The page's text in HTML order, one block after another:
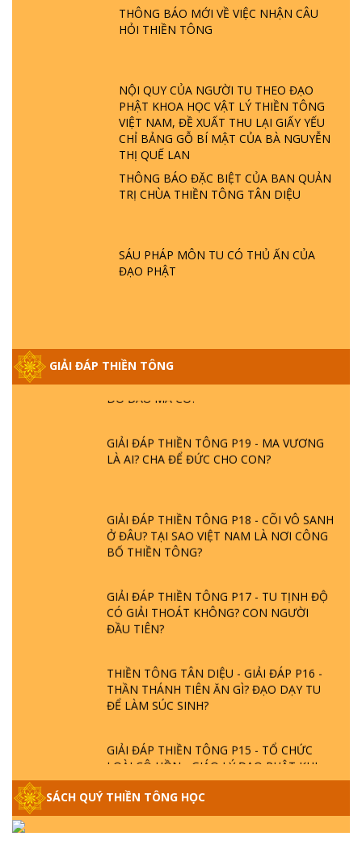
THÔNG BÁO MỚI VỀ VIỆC NHẬN CÂU
HỎI THIỀN TÔNG
NỘI QUY CỦA NGƯỜI TU THEO ĐẠO
PHẬT KHOA HỌC VẬT LÝ THIỀN TÔNG
VIỆT NAM, ĐỀ XUẤT THU LẠI GIẤY YẾU
CHỈ BẢNG GỖ BÍ MẬT CỦA BÀ NGUYỄN
THỊ QUẾ LAN
THÔNG BÁO ĐẶC BIỆT CỦA BAN QUẢN
TRỊ CHÙA THIỀN TÔNG TÂN DIỆU
SÁU PHÁP MÔN TU CÓ THỦ ẤN CỦA
ĐẠO PHẬT
GIẢI ĐÁP THIỀN TÔNG
PHẬT GIỚI CÓ THỜI GIAN KHÔNG? |
TTTD
LÀ AI? QUỶ SA TĂNG? | TTTD
GIẢI ĐÁP THIỀN TÔNG ĐẶC BIỆT P22 - TẠI
SAO TRÁI ĐẤT NHIỀU THIÊN TAI - LŨ LỤT
- HỎA HOẠN | TTTD
GIẢI ĐÁP THIỀN TÔNG ĐẶC BIỆT PHẦN 20
GIẢI ĐÁP THIỀN TÔNG P19 - MA VƯƠNG
LÀ AI? CHA ĐỂ ĐỨC CHO CON?
GIẢI ĐÁP THIỀN TÔNG P18 - CÕI VÔ SANH
Ở ĐÂU? TẠI SAO VIỆT NAM LÀ NƠI CÔNG
BỐ THIỀN TÔNG?
GIẢI ĐÁP THIỀN TÔNG P17 - TU TỊNH ĐỘ
CÓ GIẢI THOÁT KHÔNG? CON NGƯỜI
ĐẦU TIÊN?
THIỀN TÔNG TÂN DIỆU - GIẢI ĐÁP P16 -
THẦN THÁNH TIÊN ĂN GÌ? ĐẠO DẠY TU
ĐỂ LÀM SÚC SINH?
GIẢI ĐÁP THIỀN TÔNG P15 - TỔ CHỨC
LOÀI CÔ HỒN - GIÁO LÝ ĐẠO PHẬT KHI
GIẢI ĐÁP THIỀN TÔNG ĐẶC BIỆT - P14 -
NGUỒN GỐC ÂM LỊCH DƯƠNG LỊCH -
SÁCH QUÝ THIỀN TÔNG HỌC